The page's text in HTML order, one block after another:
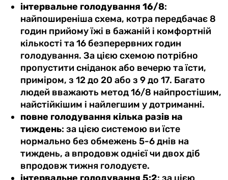
інтервальне голодування 16/8:
найпоширеніша схема, котра передбачає 8
годин прийому їжі в бажаній і комфортній
кількості та 16 безперервних годин
голодування. За цією схемою потрібно
пропустити сніданок або вечерю та їсти,
приміром, з 12 до 20 або з 9 до 17. Багато
людей вважають метод 16/8 найпростішим,
найстійкішим і найлегшим у дотриманні.
повне голодування кілька разів на
тиждень: за цією системою ви їсте
нормально без обмежень 5-6 днів на
тиждень, а впродовж однієї чи двох діб
впродовж тижня голодуєте.
інтервальне голодування 5:2: за цією